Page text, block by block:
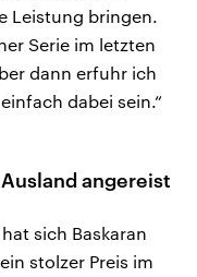
Leistung bringen.
Serie im letzten
dann erfuhr ich
dabei sein.“
angereist
sich Baskaran
stolzer Preis im